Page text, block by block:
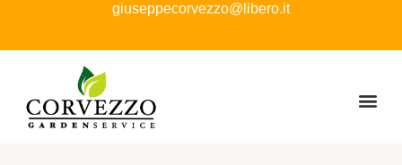
giuseppecorvezzo@libero.it